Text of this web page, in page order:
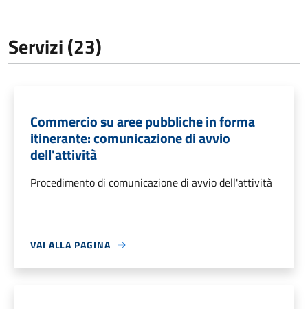
Servizi (23)
Commercio su aree pubbliche in forma
itinerante: comunicazione di avvio
dell'attività
Procedimento di comunicazione di avvio dell'attività
VAI ALLA PAGINA